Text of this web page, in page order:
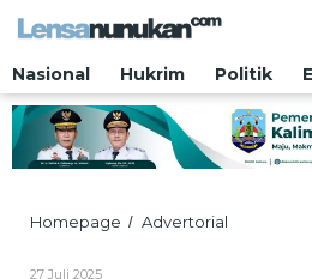
Nasional
Hukrim Politik
Homepage / Advertorial
27 Juli 2025Oleh